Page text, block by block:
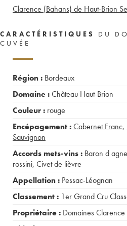
Clarence (Bahans) de Haut-Brion
CARACTÉRISTIQUES
DU
CUVÉE
Région : Bordeaux
Domaine :Château Haut-Brion
Couleur : rouge
Encépagement :Cabernet Franc,
Sauvignon
Accords mets-vins : Baron d
rossini, Civet de lièvre
Appellation : Pessac-Léognan
Classement : 1er Grand Cru
Propriétaire : Domaines Clarence